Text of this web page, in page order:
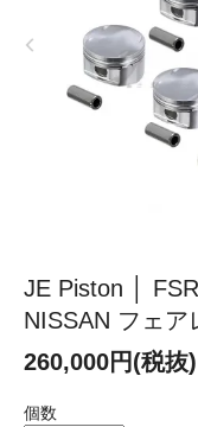
JE Piston │
NISSAN フェア
260,000円(税抜)
個数